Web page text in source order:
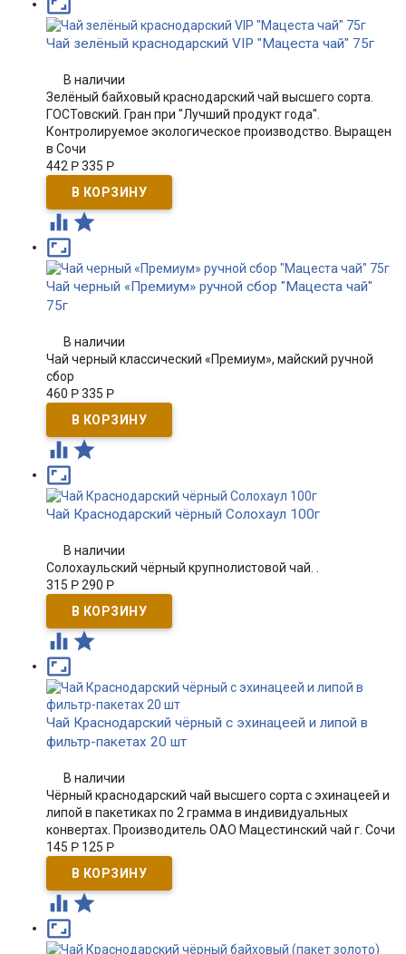
Чай зелёный краснодарский VIP "Мацеста чай" 75г
В наличии
Зелёный байховый краснодарский чай высшего сорта.
ГОСТовский. Гран при "Лучший продукт года".
Контролируемое экологическое производство. Выращен
в Сочи
442 Р 335 Р
 

Чай черный «Премиум» ручной сбор "Мацеста чай"
75г
В наличии
Чай черный классический «Премиум», майский ручной
сбор
460 Р 335 Р
 

Чай Краснодарский чёрный Солохаул 100г
В наличии
Солохаульский чёрный крупнолистовой чай. .
315 Р 290 Р
 

Чай Краснодарский чёрный с эхинацеей и липой в
фильтр-пакетах 20 шт
В наличии
Чёрный краснодарский чай высшего сорта с эхинацеей и
липой в пакетиках по 2 грамма в индивидуальных
конвертах. Производитель ОАО Мацестинский чай г. Сочи
145 Р 125 Р
 
